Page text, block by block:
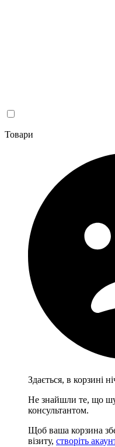
Товари
Здається, в корзині
Не знайшли те, що
консультантом.
Щоб ваша корзина
візиту, створіть